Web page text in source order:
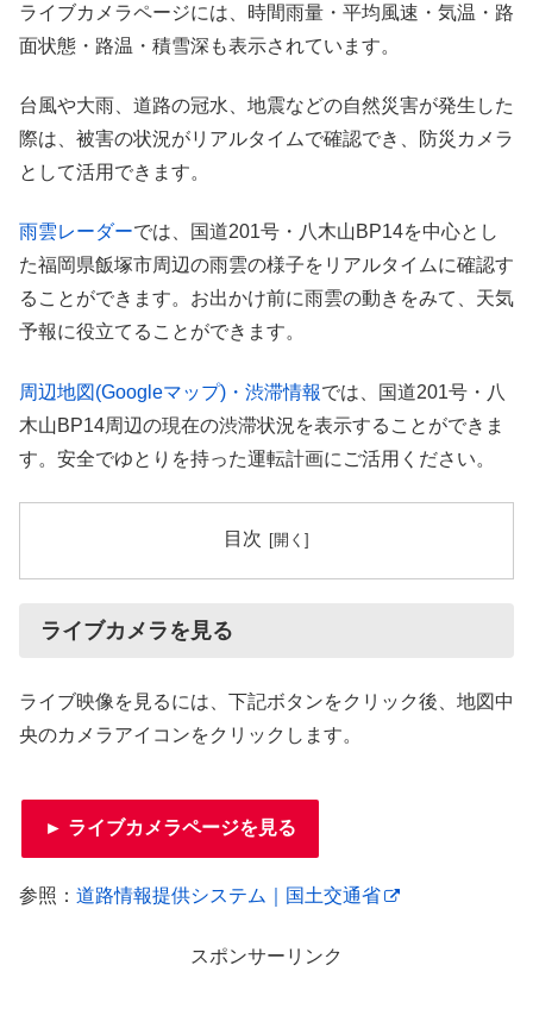
ライブカメラページには、時間雨量・平均風速・気温・路
面状態・路温・積雪深も表示されています。
台風や大雨、道路の冠水、地震などの自然災害が発生した
際は、被害の状況がリアルタイムで確認でき、防災カメラ
として活用できます。
雨雲レーダーでは、国道201号・八木山BP14を中心とし
た福岡県飯塚市周辺の雨雲の様子をリアルタイムに確認す
ることができます。お出かけ前に雨雲の動きをみて、天気
予報に役立てることができます。
周辺地図(Googleマップ)・渋滞情報では、国道201号・八
木山BP14周辺の現在の渋滞状況を表示することができま
す。安全でゆとりを持った運転計画にご活用ください。
目次
ライブカメラを見る
ライブ映像を見るには、下記ボタンをクリック後、地図中
央のカメラアイコンをクリックします。
► ライブカメラページを見る
参照： 道路情報提供システム｜国土交通省
スポンサーリンク